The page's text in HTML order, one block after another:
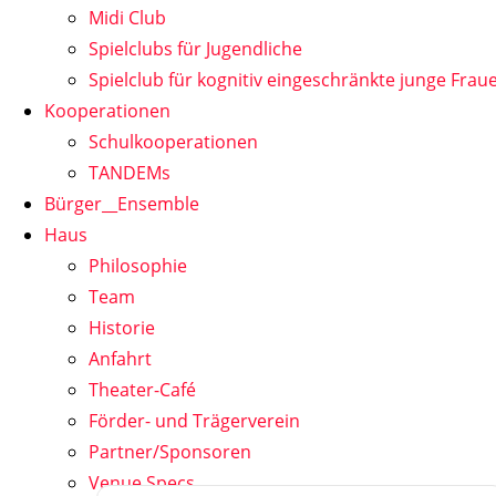
Midi Club
Spielclubs für Jugendliche
Spielclub für kognitiv eingeschränkte junge
Kooperationen
Schulkooperationen
TANDEMs
Bürger__Ensemble
Haus
Philosophie
Team
Historie
Anfahrt
Theater-Café
Förder- und Trägerverein
Partner/Sponsoren
Venue Specs